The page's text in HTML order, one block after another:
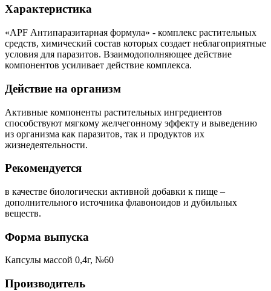
Характеристика
«APF Антипаразитарная формула» - комплекс растительных
средств, химический состав которых создает неблагоприятные
условия для паразитов. Взаимодополняющее действие
компонентов усиливает действие комплекса.
Действие на организм
Активные компоненты растительных ингредиентов
способствуют мягкому желчегонному эффекту и выведению
из организма как паразитов, так и продуктов их
жизнедеятельности.
Рекомендуется
в качестве биологически активной добавки к пище –
дополнительного источника флавоноидов и дубильных
веществ.
Форма выпуска
Капсулы массой 0,4г, №60
Производитель